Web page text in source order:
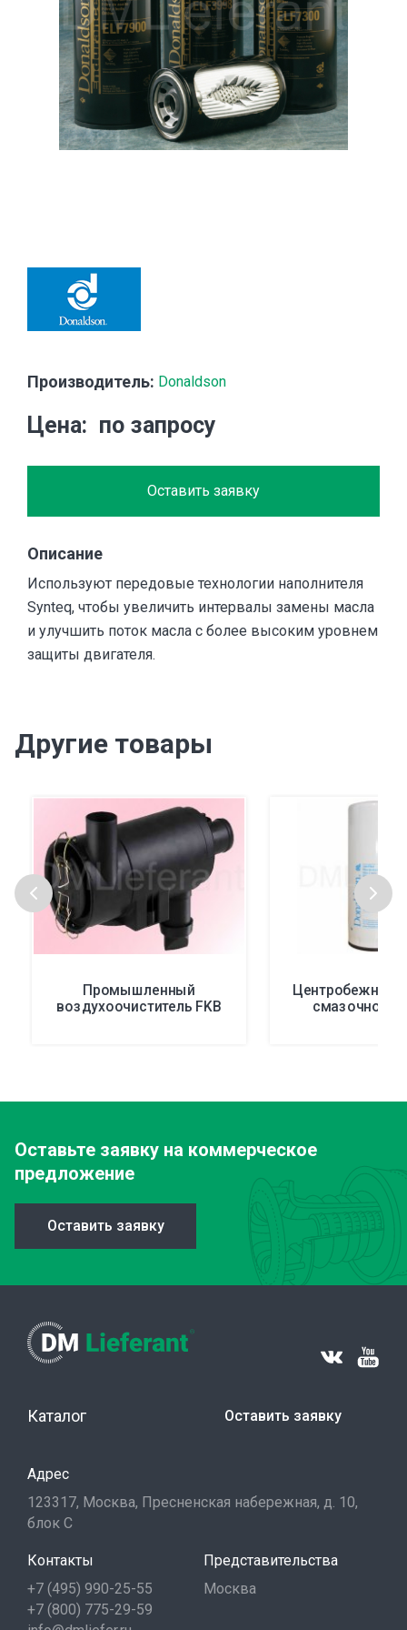
Производитель: Donaldson
Цена по запросу
Оставить заявку
Описание
Используют передовые технологии наполнителя
Synteq, чтобы увеличить интервалы замены масла
и улучшить поток масла с более высоким уровнем
защиты двигателя.
Другие товары
Промышленный
воздухоочиститель FKB
Центробежные
смазочного
Оставьте заявку на коммерческое
предложение
Оставить заявку
Каталог Оставить заявку
Адрес
123317, Москва, Пресненская набережная, д. 10,
блок С
Контакты
+7 (495) 990-25-55
+7 (800) 775-29-59
Представительства
Москва